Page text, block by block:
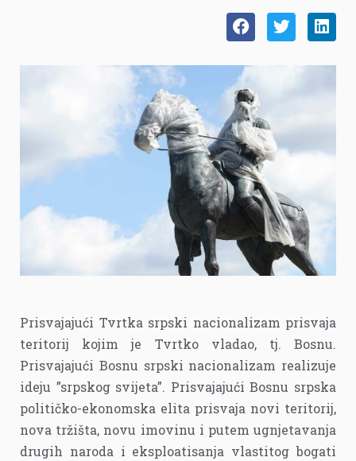
Prisvajajući Tvrtka srpski nacionalizam prisvaja
teritorij kojim je Tvrtko vladao, tj. Bosnu.
Prisvajajući Bosnu srpski nacionalizam realizuje
ideju ”srpskog svijeta”. Prisvajajući Bosnu srpska
političko-ekonomska elita prisvaja novi teritorij,
nova tržišta, novu imovinu i putem ugnjetavanja
drugih naroda i eksploatisanja vlastitog bogati